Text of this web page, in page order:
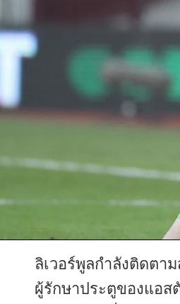
ลิเวอร์พูลกำลังติดตา
ผู้รักษาประตูของแอส